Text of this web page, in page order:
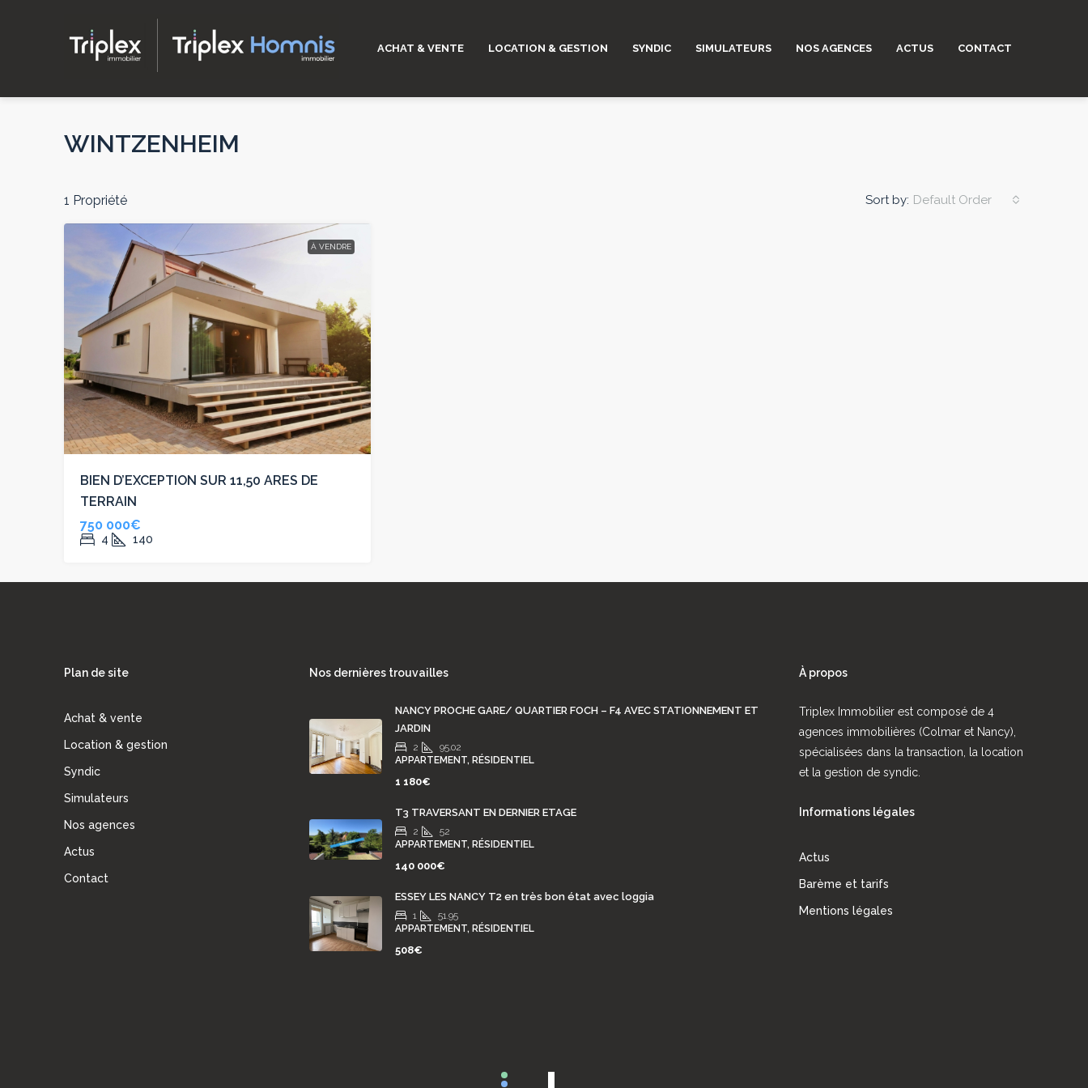
ACHAT & VENTE LOCATION & GESTION SYNDIC SIMULATEURS NOS AGENCES ACTUS CONTACT
WINTZENHEIM
1 Propriété Sort by: Default Order
À VENDRE
BIEN D’EXCEPTION SUR 11,50 ARES DE
TERRAIN
750 000€
4 140
Plan de site
Achat & vente
Location & gestion
Syndic
Simulateurs
Nos agences
Actus
Contact
Nos dernières trouvailles
NANCY PROCHE GARE/ QUARTIER FOCH – F4 AVEC STATIONNEMENT ET
JARDIN
2
95.02
APPARTEMENT, RÉSIDENTIEL
1 180€
T3 TRAVERSANT EN DERNIER ETAGE
2
52
APPARTEMENT, RÉSIDENTIEL
140 000€
ESSEY LES NANCY T2 en très bon état avec loggia
1
51.95
APPARTEMENT, RÉSIDENTIEL
508€
À propos
Triplex Immobilier est composé de 4
agences immobilières (Colmar et Nancy),
spécialisées dans la transaction, la location
et la gestion de syndic.
Informations légales
Actus
Barème et tarifs
Mentions légales